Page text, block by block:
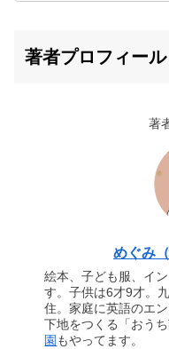
著者プロフィール
著
めぐみ
絵本、子ども服、イ
す。子供は6才9才。
住。家庭に英語のエ
下地をつくる「おう
園もやってます。